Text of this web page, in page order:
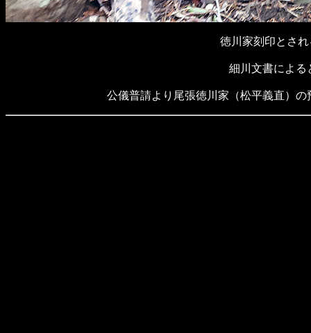
徳川家刻印とさ
細川文書による
公儀普請より尾張徳川家（松平義直）